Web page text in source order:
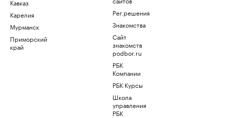
Кавказ
Карелия
Мурманск
Приморский
край
Рег.решения
Знакомства
Сайт
знакомств
podbor.ru
РБК
Компании
РБК Курсы
Школа
управления
РБК